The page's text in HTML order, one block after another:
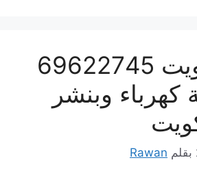
بنشر الكويت 69622745
وبنشر
بقلم Rawan